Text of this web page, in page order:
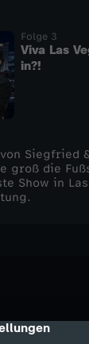
Folge 3
Viva Las
in?!
Siegfried
groß die
Show in